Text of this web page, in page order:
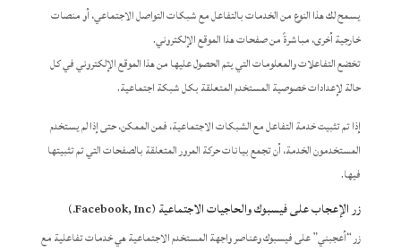
يسمح لك هذا النوع من الخدمات بالتفاعل مع شبكات التواصل الاجتماعي، أو منصات
خارجية أخرى، مباشرةً من صفحات هذا الموقع الإلكتروني.
تخضع التفاعلات والمعلومات التي يتم الحصول عليها من هذا الموقع الإلكتروني في كل
حالة لإعدادات خصوصية المستخدم المتعلقة بكل شبكة اجتماعية.
إذا تم تثبيت خدمة التفاعل مع الشبكات الاجتماعية، فمن الممكن، حتى إذا لم يستخدم
المستخدمون الخدمة، أن تجمع بيانات حركة المرور المتعلقة بالصفحات التي تم تثبيتها
فيها.
زر الإعجاب على فيسبوك والحاجيات الاجتماعية (Facebook, Inc.)
زر “أعجبني” على فيسبوك وعناصر واجهة المستخدم الاجتماعية هي خدمات تفاعلية مع